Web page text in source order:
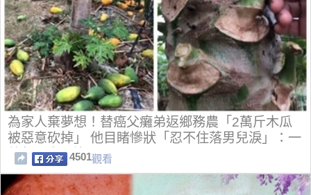
為家人棄夢想！替癌父癱弟返鄉務農「2萬斤木瓜
被惡意砍掉」 他目睹慘狀「忍不住落男兒淚」：一
整年心血全沒
4501觀看